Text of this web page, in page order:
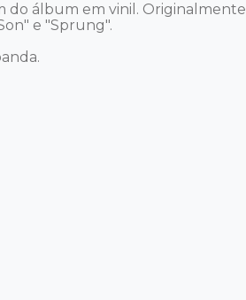
do álbum em vinil. Originalmente
e "Sprung".